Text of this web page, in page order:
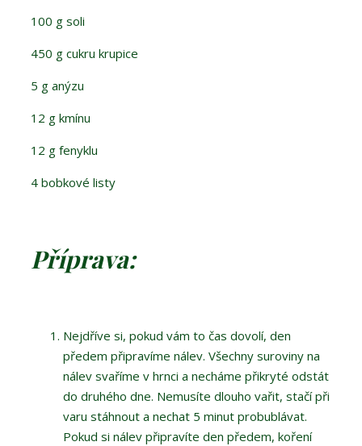
100 g soli
450 g cukru krupice
5 g anýzu
12 g kmínu
12 g fenyklu
4 bobkové listy
Příprava:
Nejdříve si, pokud vám to čas dovolí, den
předem připravíme nálev. Všechny suroviny na
nálev svaříme v hrnci a necháme přikryté odstát
do druhého dne. Nemusíte dlouho vařit, stačí při
varu stáhnout a nechat 5 minut probublávat.
Pokud si nálev připravíte den předem, koření